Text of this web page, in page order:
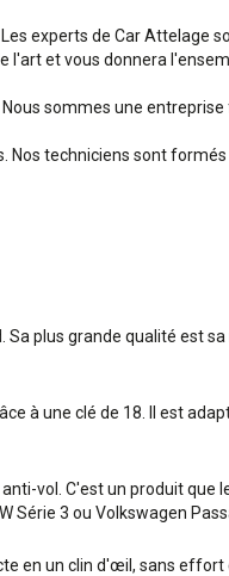
experts de Car Attelage
l'art et vous donnera
sommes une
Nos techniciens sont
plus grande qualité est
à une clé de 18. Il est
vol. C'est un produit que
Série 3 ou Volkswagen
en un clin d'œil, sans effort